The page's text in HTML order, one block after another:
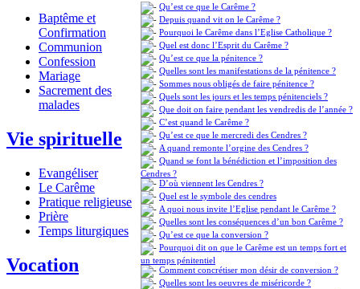
Baptême et
Confirmation
Communion
Confession
Mariage
Sacrement des
malades
Vie spirituelle
Evangéliser
Le Carême
Pratique religieuse
Prière
Temps liturgiques
Vocation
Qu’est ce que le Carême ?
Depuis quand vit on le Carême ?
Pourquoi le Carême dans l’Eglise Catholique ?
Quel est donc l’Esprit du Carême ?
Qu’est ce que la pénitence ?
Quelles sont les manifestations de la pénitence ?
Sommes nous obligés de faire pénitence ?
Quels sont les jours et les temps pénitenciels ?
Que doit on faire pendant les vendredis de l’année ?
C’est quand le Carême ?
Qu’est ce que le mercredi des Cendres ?
A quand remonte l’orgine des Cendres ?
Quand se font la bénédiction et l’imposition des
Cendres ?
D’où viennent les Cendres ?
Quel est le symbole des cendres
A quoi nous invite l’Eglise pendant le Carême ?
Quelles sont les conséquences d’un bon Carême ?
Qu’est ce que la conversion ?
Pourquoi dit on que le Carême est un temps fort et
un temps pénitentiel
Comment concrétiser mon désir de conversion ?
Quelles sont les oeuvres de miséricorde ?